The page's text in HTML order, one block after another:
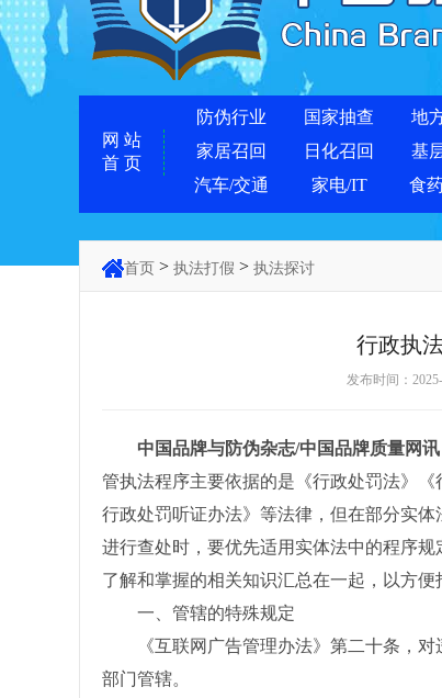
网 站
首 页
防伪行业 国家抽查 地
家居召回
日化召回 基
汽车/交通
家电/IT 食
首页 > 执法打假 > 执法探讨
行政执
发布时间：
中国品牌与防伪杂志/中国品牌质量网讯
管执法程序主要依据的是《行政处罚法》
行政处罚听证办法》等法律，但在部分实
进行查处时，要优先适用实体法中的程序
了解和掌握的相关知识汇总在一起，以方便
一、管辖的特殊规定
《互联网广告管理办法》第二十条，对
部门管辖。